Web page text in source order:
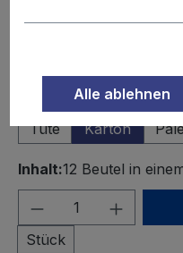
auswählen
Tüte
Karton
Inhalt:12 Beutel in
Produkt
Stück
Alle ablehnen